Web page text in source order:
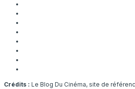
Crédits : Le Blog Du Cinéma, site de